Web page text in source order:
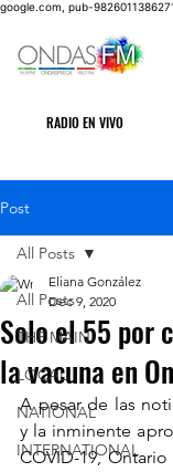
google.com, pub-
RADIO EN VIVO
Post
All Posts
THE MAIN
LOCAL
NATIONAL
INTERNATIONAL
All Posts
Solo el 55 por
la vacuna en
Eliana González
Dec 9, 2020
A pesar de las
y la inminente
COVID-19,